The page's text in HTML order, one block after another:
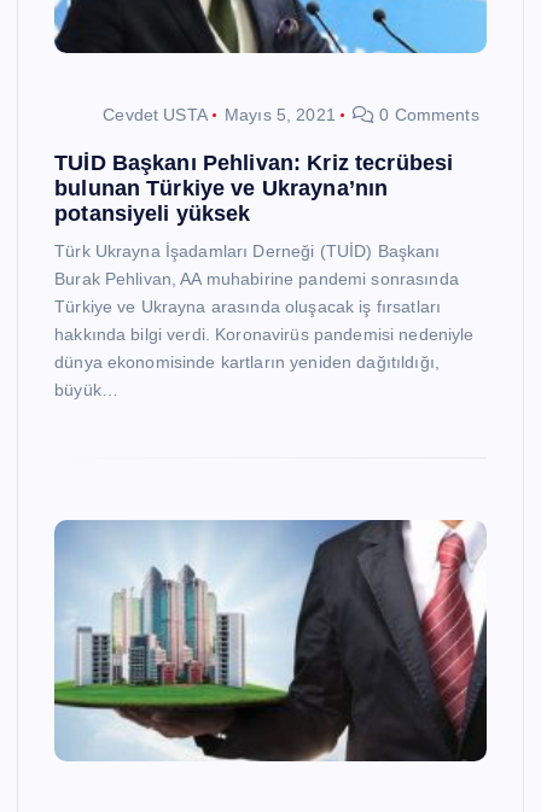
Cevdet USTA Mayıs 5, 2021 0 Comments
TUİD Başkanı Pehlivan: Kriz tecrübesi
bulunan Türkiye ve Ukrayna’nın
potansiyeli yüksek
Türk Ukrayna İşadamları Derneği (TUİD) Başkanı
Burak Pehlivan, AA muhabirine pandemi sonrasında
Türkiye ve Ukrayna arasında oluşacak iş fırsatları
hakkında bilgi verdi. Koronavirüs pandemisi nedeniyle
dünya ekonomisinde kartların yeniden dağıtıldığı,
büyük…